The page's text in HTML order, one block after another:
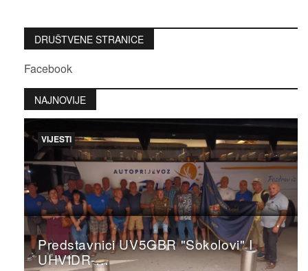
DRUŠTVENE STRANICE
Facebook
NAJNOVIJE
Predstavnici UV5GBR "Sokolovi" I
UHVIDR-…
VIJESTI